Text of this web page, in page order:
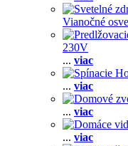
Vianočné
230V
... viac
... viac
... viac
... viac